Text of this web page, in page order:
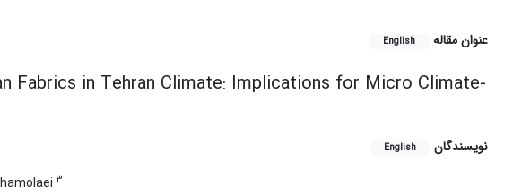
عنوان مقاله English
Fabrics in Tehran Climate: Implications for Micro Climate-
نویسندگان English
3